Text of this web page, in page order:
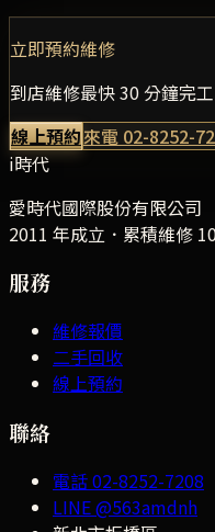
立即預約維修
到店維修最快 30 分鐘完
線上預約來電 02-8252-
i時代
愛時代國際股份有限公司
2011 年成立．累積維修
服務
維修報價
二手回收
線上預約
聯絡
電話02-8252-7208
LINE@563amdnh